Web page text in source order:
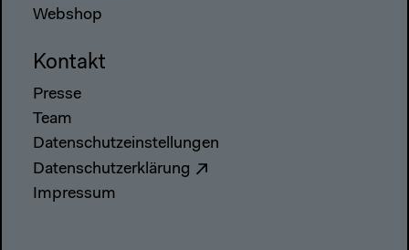
Webshop
Kontakt
Presse
Team
Datenschutzeinstellungen
Datenschutzerklärung
Impressum